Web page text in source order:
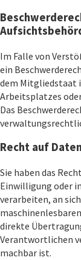
Im Falle von
ein
dem Mitgliedstaat
Arbeitsplatzes
Das
Recht auf
Sie haben das
Einwilligung oder
verarbeiten, an
direkte
Verantwortlichen
machbar ist.